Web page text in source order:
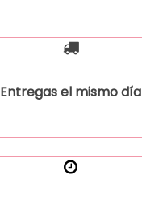
Entregas el mismo día